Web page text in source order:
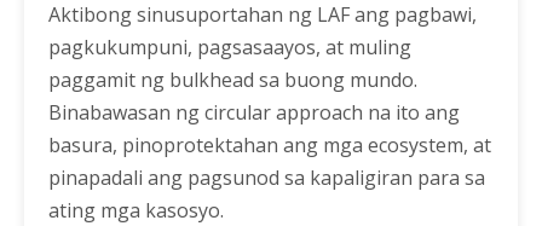
Aktibong sinusuportahan ng LAF ang pagbawi,
pagkukumpuni, pagsasaayos, at muling
paggamit ng bulkhead sa buong mundo.
Binabawasan ng circular approach na ito ang
basura, pinoprotektahan ang mga ecosystem, at
pinapadali ang pagsunod sa kapaligiran para sa
ating mga kasosyo.